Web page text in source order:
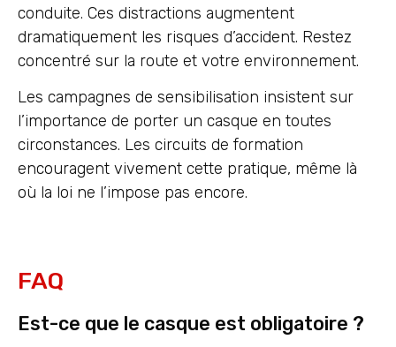
conduite. Ces distractions augmentent
dramatiquement les risques d’accident. Restez
concentré sur la route et votre environnement.
Les campagnes de sensibilisation insistent sur
l’importance de porter un casque en toutes
circonstances. Les circuits de formation
encouragent vivement cette pratique, même là
où la loi ne l’impose pas encore.
FAQ
Est-ce que le casque est obligatoire ?